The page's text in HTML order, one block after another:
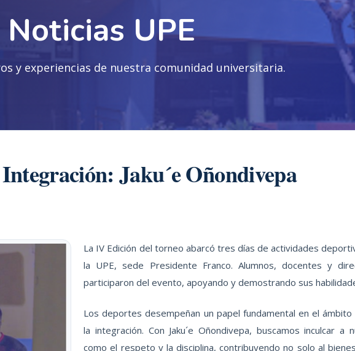
Noticias UPE
y experiencias de nuestra comunidad universitaria.
Jaku´e Oñondivepa
La IV Edición del torneo abarcó tres días de actividades
la UPE, sede Presidente Franco. Alumnos, docentes y
participaron del evento, apoyando y demostrando sus
Los deportes desempeñan un papel fundamental en el
la integración. Con Jaku´e Oñondivepa, buscamos inculcar a
como el respeto y la disciplina, contribuyendo no solo al